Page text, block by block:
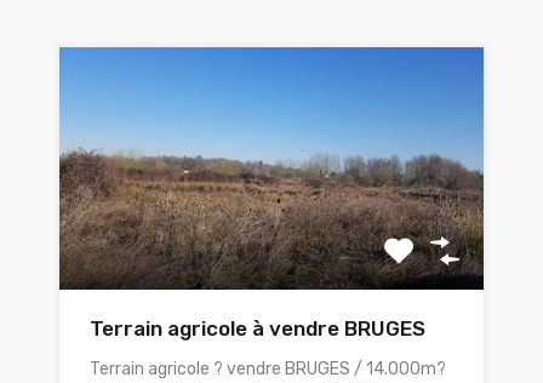
Terrain agricole à vendre BRUGES
Terrain agricole ? vendre BRUGES / 14.000m?